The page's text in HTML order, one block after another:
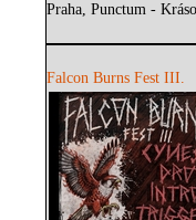
Praha, Punctum -
Falcon Burns Fest III.